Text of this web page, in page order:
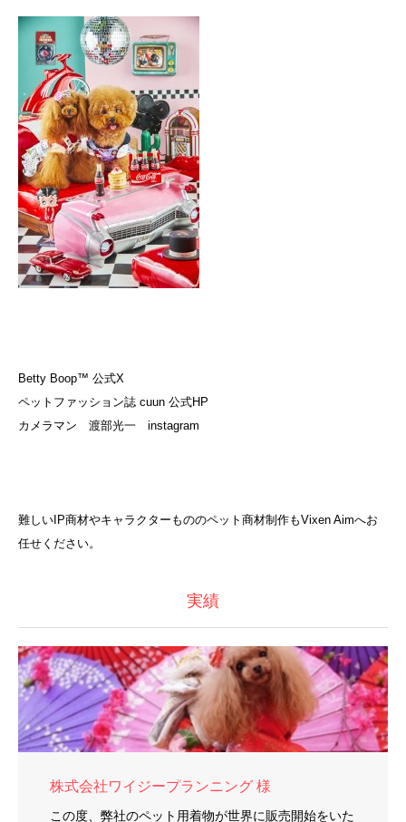
Betty Boop™ 公式X
ペットファッション誌 cuun 公式HP
カメラマン 渡部光一 instagram
難しいIP商材やキャラクターもののペット商材制作もVixen Aimへお
任せください。
実績
株式会社ワイジープランニング 様
この度、弊社のペット用着物が世界に販売開始をいた